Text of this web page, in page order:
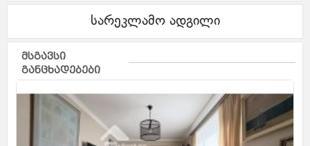
სარეკლამო ადგილი
მსგავსი
განცხადებები